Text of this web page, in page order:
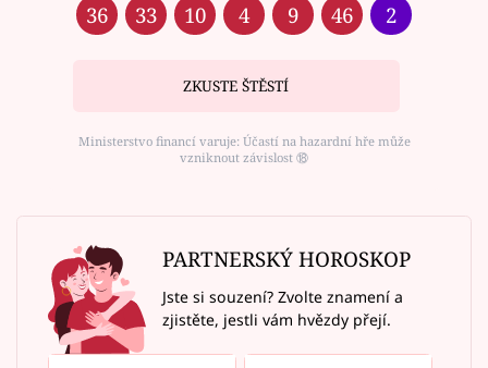
36 33 10 4 9 46 2
ZKUSTE ŠTĚSTÍ
Ministerstvo financí varuje: Účastí na hazardní hře může
vzniknout závislost ⑱
PARTNERSKÝ HOROSKOP
Jste si souzení? Zvolte znamení a
zjistěte, jestli vám hvězdy přejí.